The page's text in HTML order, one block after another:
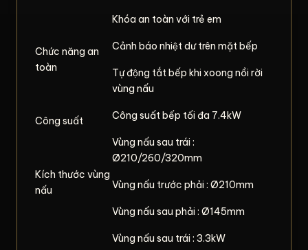
Chức năng an
toàn
Khóa an toàn với trẻ em
Cảnh báo nhiệt dư trên mặt bếp
Tự động tắt bếp khi xoong nồi rời
vùng nấu
Công suất Công suất bếp tối đa 7.4kW
Kích thước vùng
nấu
Vùng nấu sau trái :
Ø210/260/320mm
Vùng nấu trước phải : Ø210mm
Vùng nấu sau phải : Ø145mm
Vùng nấu sau trái : 3.3kW